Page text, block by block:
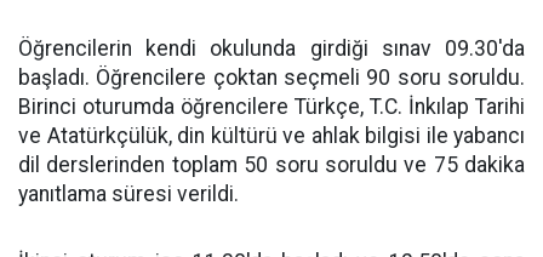
Öğrencilerin kendi okulunda girdiği sınav 09.30'da
başladı. Öğrencilere çoktan seçmeli 90 soru soruldu.
Birinci oturumda öğrencilere Türkçe, T.C. İnkılap Tarihi
ve Atatürkçülük, din kültürü ve ahlak bilgisi ile yabancı
dil derslerinden toplam 50 soru soruldu ve 75 dakika
yanıtlama süresi verildi.